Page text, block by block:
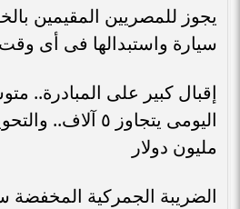
يجوز للمصريين المقيمين
سيارة واستبدالها فى أى وقت خلال
إقبال كبير على المبادرة..
مليون دولار
الضريبة الجمركية المخفضة